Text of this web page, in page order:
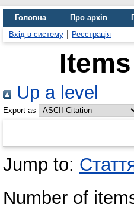
Головна Про архів
Вхід в систему
Реєстрація
Up a level
Export as
Jump to:
Number of